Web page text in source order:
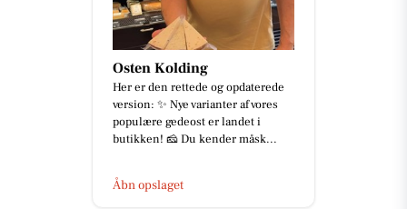
Osten Kolding
Her er den rettede og opdaterede
version: ✨ Nye varianter af vores
populære gedeost er landet i
butikken! 🧀 Du kender måsk...
Åbn opslaget